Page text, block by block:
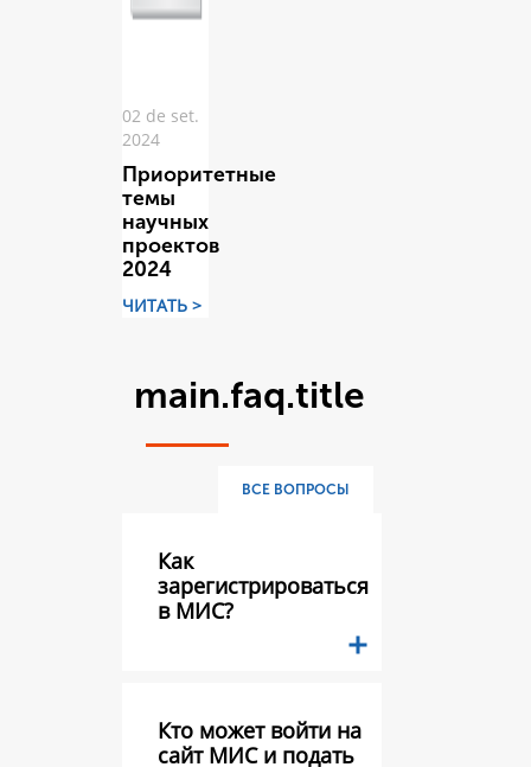
02 de set.
2024
Приоритетные
темы
научных
проектов
2024
ЧИТАТЬ >
main.faq.title
ВСЕ ВОПРОСЫ
Как
зарегистрироваться
в МИС?
Кто может войти на
сайт МИС и подать